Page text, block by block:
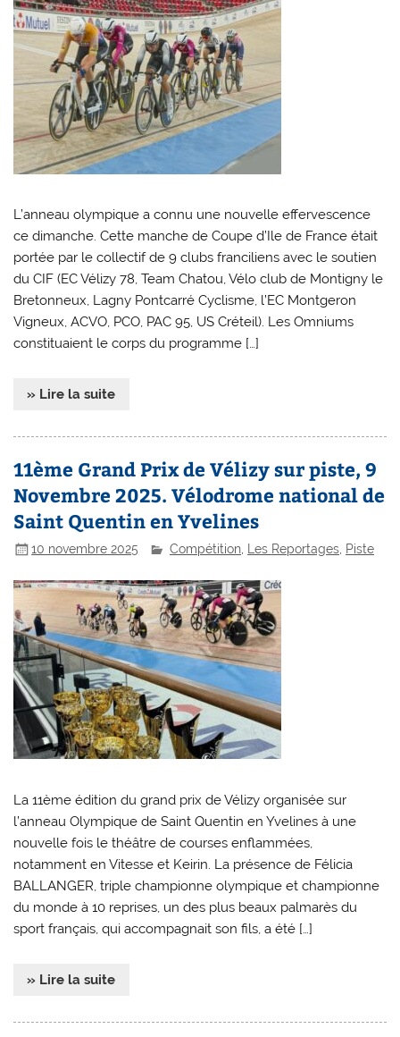
L’anneau olympique a connu une nouvelle effervescence
ce dimanche. Cette manche de Coupe d’Ile de France était
portée par le collectif de 9 clubs franciliens avec le soutien
du CIF (EC Vélizy 78, Team Chatou, Vélo club de Montigny le
Bretonneux, Lagny Pontcarré Cyclisme, l’EC Montgeron
Vigneux, ACVO, PCO, PAC 95, US Créteil). Les Omniums
constituaient le corps du programme […]
» Lire la suite
11ème Grand Prix de Vélizy sur piste, 9
Novembre 2025. Vélodrome national de
Saint Quentin en Yvelines
10 novembre 2025 Compétition Les Reportages Piste
La 11ème édition du grand prix de Vélizy organisée sur
l’anneau Olympique de Saint Quentin en Yvelines à une
nouvelle fois le théâtre de courses enflammées,
notamment en Vitesse et Keirin. La présence de Félicia
BALLANGER, triple championne olympique et championne
du monde à 10 reprises, un des plus beaux palmarès du
sport français, qui accompagnait son fils, a été […]
» Lire la suite